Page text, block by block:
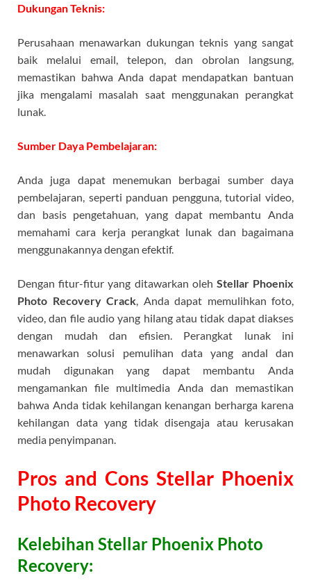
Dukungan Teknis:
Perusahaan menawarkan dukungan teknis yang sangat
baik melalui email, telepon, dan obrolan langsung,
memastikan bahwa Anda dapat mendapatkan bantuan
jika mengalami masalah saat menggunakan perangkat
lunak.
Sumber Daya Pembelajaran:
Anda juga dapat menemukan berbagai sumber daya
pembelajaran, seperti panduan pengguna, tutorial video,
dan basis pengetahuan, yang dapat membantu Anda
memahami cara kerja perangkat lunak dan bagaimana
menggunakannya dengan efektif.
Dengan fitur-fitur yang ditawarkan oleh Stellar Phoenix
Photo Recovery Crack, Anda dapat memulihkan foto,
video, dan file audio yang hilang atau tidak dapat diakses
dengan mudah dan efisien. Perangkat lunak ini
menawarkan solusi pemulihan data yang andal dan
mudah digunakan yang dapat membantu Anda
mengamankan file multimedia Anda dan memastikan
bahwa Anda tidak kehilangan kenangan berharga karena
kehilangan data yang tidak disengaja atau kerusakan
media penyimpanan.
Pros and Cons Stellar Phoenix
Photo Recovery
Kelebihan Stellar Phoenix Photo
Recovery: